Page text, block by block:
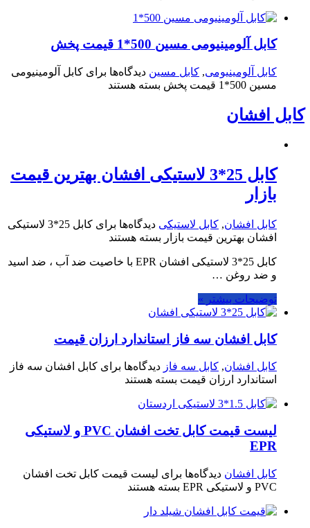
کابل آلومینیومی مسین 500*1 قیمت پخش
کابل آلومینیومی, کابل مسین دیدگاه‌ها برای کابل آلومینیومی
مسین 500*1 قیمت پخش
بسته هستند
کابل افشان
کابل 25*3 لاستیکی افشان بهترین قیمت
بازار
کابل افشان, کابل لاستیکی دیدگاه‌ها
برای کابل 25*3 لاستیکی
افشان بهترین قیمت بازار بسته هستند
کابل 25*3 لاستیکی افشان EPR با خاصیت ضد آب ، ضد اسید
و ضد روغن …
توضیحات بیشتر »
کابل افشان سه فاز استاندارد ارزان قیمت
کابل افشان, کابل سه فاز دیدگاه‌ها برای کابل افشان سه فاز
استاندارد ارزان قیمت بسته هستند
لیست قیمت کابل تخت افشان PVC و لاستیکی
EPR
کابل افشان دیدگاه‌ها برای لیست قیمت کابل تخت افشان
PVC و لاستیکی EPR
بسته هستند